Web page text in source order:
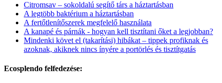
Citromsav – sokoldalú segítő társ a háztartásban
A legtöbb baktérium a háztartásban
A fertőtlenítőszerek megfelelő használata
A kanapé és párnák - hogyan kell tisztítani őket a legjobban?
Mindenki követ el (takarítási) hibákat – tippek profiknak és
azoknak, akiknek nincs ínyére a portörlés és tisztítgatás
Ecosplendo felfedezése: